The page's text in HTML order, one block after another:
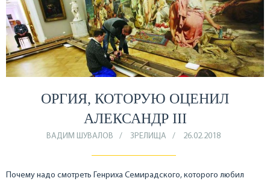
ОРГИЯ, КОТОРУЮ ОЦЕНИЛ
АЛЕКСАНДР III
ВАДИМ ШУВАЛОВ ЗРЕЛИЩА 26.02.2018
Почему надо смотреть Генриха Семирадского, которого любил